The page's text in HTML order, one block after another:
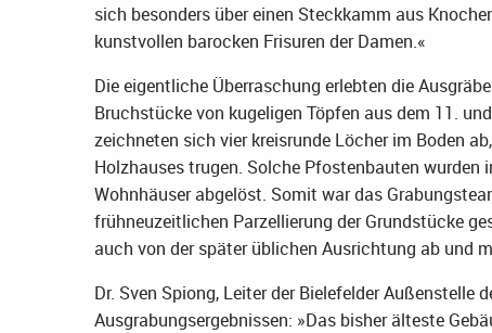
sich besonders über einen Steckkamm aus
kunstvollen barocken Frisuren der Damen.«
Die eigentliche Überraschung erlebten die
Bruchstücke von kugeligen Töpfen aus dem 11.
zeichneten sich vier kreisrunde Löcher im Boden
Holzhauses trugen. Solche Pfostenbauten
Wohnhäuser abgelöst. Somit war das
frühneuzeitlichen Parzellierung der Grundstücke
auch von der später üblichen Ausrichtung ab und
Dr. Sven Spiong, Leiter der Bielefelder Außenstelle
Ausgrabungsergebnissen: »Das bisher älteste